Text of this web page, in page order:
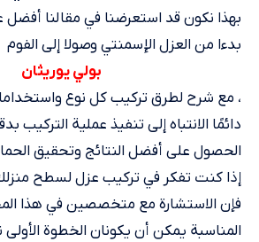
بهذا نكون قد استعرضنا في مقالنا أفضل
بدءا من العزل الإسمنتي وصولا إلى الفوم
بولي يوريثان
، مع شرح لطرق تركيب كل نوع
دائمًا الانتباه إلى تنفيذ عملية التركيب
الحصول على أفضل النتائج وتحقيق
إذا كنت تفكر في تركيب عزل لسطح
فإن الاستشارة مع متخصصين في هذا
المناسبة يمكن أن يكونان الخطوة الأولى